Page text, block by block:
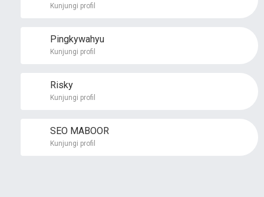
Kunjungi profil
Pingkywahyu
Kunjungi profil
Risky
Kunjungi profil
SEO MABOOR
Kunjungi profil